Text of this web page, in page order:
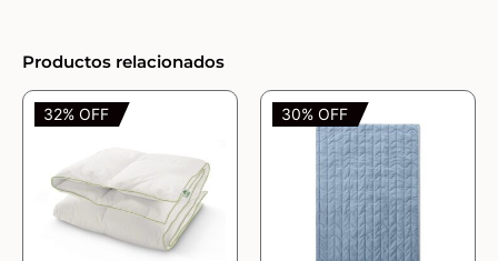
Productos relacionados
32% OFF 30% OFF